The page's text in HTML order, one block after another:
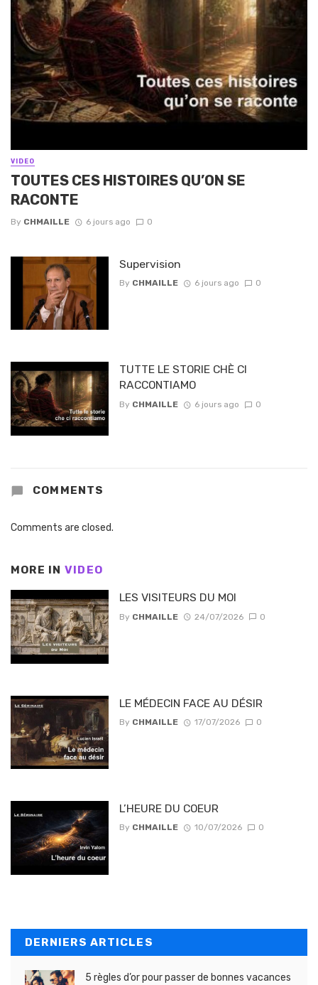
VIDEO
TOUTES CES HISTOIRES QU’ON SE
RACONTE
By CHMAILLE 6 jours ago 0
Supervision
By CHMAILLE 6 jours ago 0
TUTTE LE STORIE CHÈ CI
RACCONTIAMO
By CHMAILLE 6 jours ago 0
COMMENTS
Comments are closed.
MORE IN VIDEO
LES VISITEURS DU MOI
By CHMAILLE 24/07/2026 0
LE MÉDECIN FACE AU DÉSIR
By CHMAILLE 17/07/2026 0
L’HEURE DU COEUR
By CHMAILLE 10/07/2026 0
DERNIERS ARTICLES
5 règles d’or pour passer de bonnes vacances